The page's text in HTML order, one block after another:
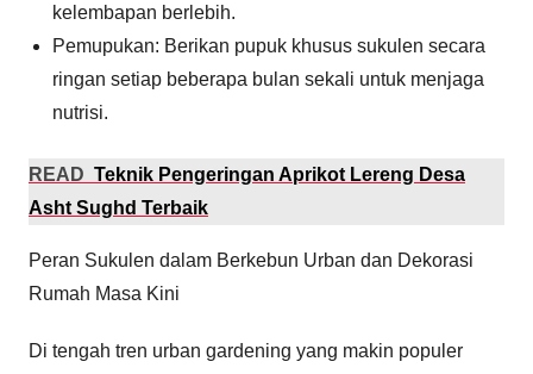
kelembapan berlebih.
Pemupukan: Berikan pupuk khusus sukulen secara
ringan setiap beberapa bulan sekali untuk menjaga
nutrisi.
READ Teknik Pengeringan Aprikot Lereng Desa
Asht Sughd Terbaik
Peran Sukulen dalam Berkebun Urban dan Dekorasi
Rumah Masa Kini
Di tengah tren urban gardening yang makin populer